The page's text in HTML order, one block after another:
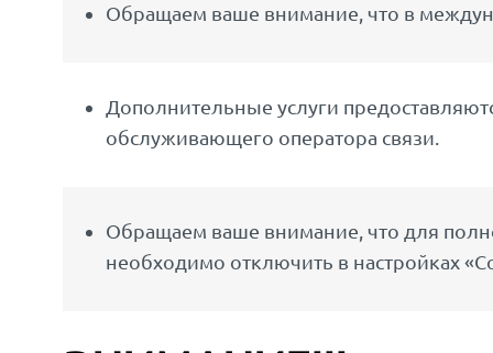
Обращаем ваше внимание, что в
Дополнительные услуги
обслуживающего оператора связи.
Обращаем ваше внимание, что для
необходимо отключить в настройках